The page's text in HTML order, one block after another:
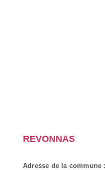
REVONNAS
Adresse de la commune :